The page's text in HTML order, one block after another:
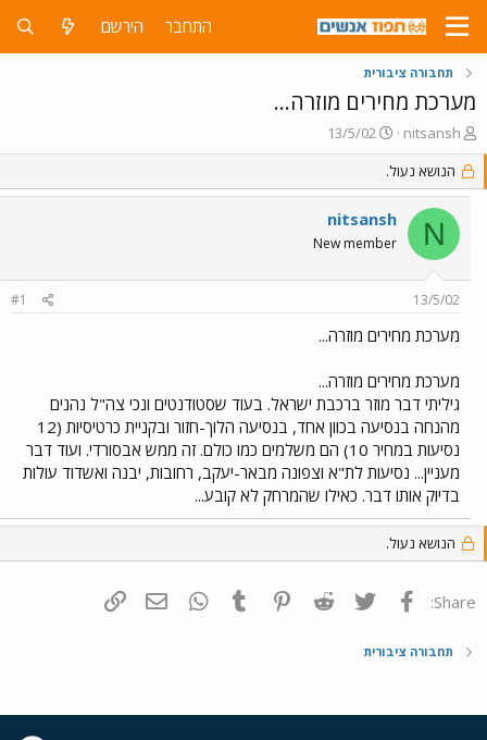
התחבר הירשם
תחבורה ציבורית
מערכת מחירים מוזרה...
פ
ו
ת
ח
נ
nitsansh
פ
ו
ס
ב
ת
ך
13/5/02
הנושא נעול.
N
nitsansh
New member
13/5/02
#1
מערכת מחירים מוזרה...
מערכת מחירים מוזרה...
גיליתי דבר מוזר ברכבת ישראל. בעוד שסטודנטים ונכי צה"ל נהנים
מהנחה בנסיעה בכוון אחד, בנסיעה הלוך-חזור ובקניית כרטיסיות (12
נסיעות במחיר 10) הם משלמים כמו כולם. זה ממש אבסורדי. ועוד דבר
מעניין... נסיעות לת"א וצפונה מבאר-יעקב, רחובות, יבנה ואשדוד עולות
בדיוק אותו דבר. כאילו שהמרחק לא קובע...
הנושא נעול.
Share: פייסבוק Twitter
Reddit
Pinterest
Tumblr
WhatsAppדואר אלקטרוני
תחבורה ציבורית